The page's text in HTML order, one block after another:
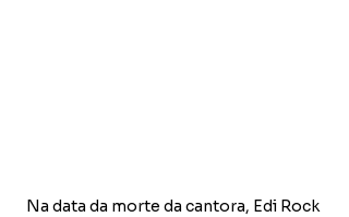
Na data da morte da cantora, Edi Rock